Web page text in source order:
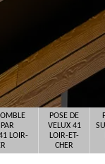
LOIR-
POSE DE
VELUX 41
LOIR-ET-
CHER